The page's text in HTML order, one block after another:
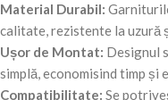
Material Durabil:
calitate, rezistente la uzură
Ușor de Montat: Designul
simplă, economisind timp și
Compatibilitate: Se